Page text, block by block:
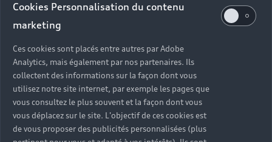
Cookies Personnalisation du contenu
marketing
Ces cookies sont placés entre autres par Adobe
Analytics, mais également par nos partenaires. Ils
collectent des informations sur la façon dont vous
utilisez notre site internet, par exemple les pages que
vous consultez le plus souvent et la façon dont vous
vous déplacez sur le site. L'objectif de ces cookies est
de vous proposer des publicités personnalisées (plus